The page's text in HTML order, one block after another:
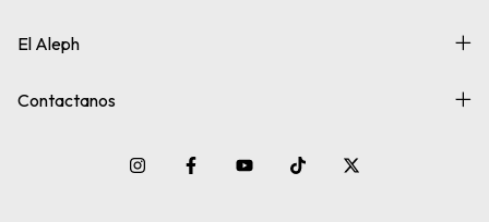
El Aleph
Contactanos